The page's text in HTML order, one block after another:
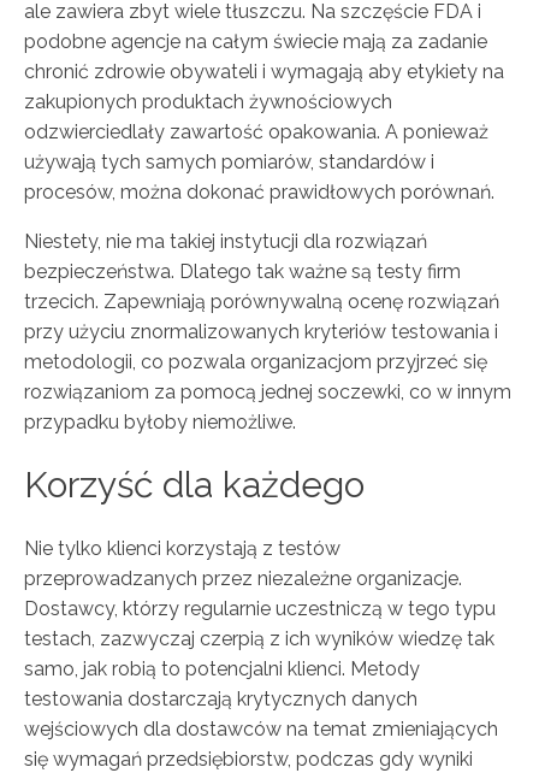
ale zawiera zbyt wiele tłuszczu. Na szczęście FDA i
podobne agencje na całym świecie mają za zadanie
chronić zdrowie obywateli i wymagają aby etykiety na
zakupionych produktach żywnościowych
odzwierciedlały zawartość opakowania. A ponieważ
używają tych samych pomiarów, standardów i
procesów, można dokonać prawidłowych porównań.
Niestety, nie ma takiej instytucji dla rozwiązań
bezpieczeństwa. Dlatego tak ważne są testy firm
trzecich. Zapewniają porównywalną ocenę rozwiązań
przy użyciu znormalizowanych kryteriów testowania i
metodologii, co pozwala organizacjom przyjrzeć się
rozwiązaniom za pomocą jednej soczewki, co w innym
przypadku byłoby niemożliwe.
Korzyść dla każdego
Nie tylko klienci korzystają z testów
przeprowadzanych przez niezależne organizacje.
Dostawcy, którzy regularnie uczestniczą w tego typu
testach, zazwyczaj czerpią z ich wyników wiedzę tak
samo, jak robią to potencjalni klienci. Metody
testowania dostarczają krytycznych danych
wejściowych dla dostawców na temat zmieniających
się wymagań przedsiębiorstw, podczas gdy wyniki